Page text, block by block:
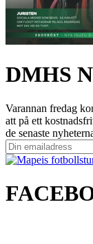
DMHS
Varannan fredag
att på ett
de senaste